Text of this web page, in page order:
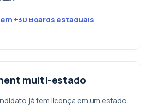
+30 Boards estaduais
multi-estado
já tem licença em um estado